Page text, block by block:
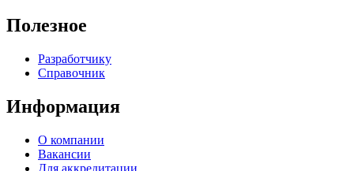
Полезное
Разработчику
Справочник
Информация
О компании
Вакансии
Для аккредитации